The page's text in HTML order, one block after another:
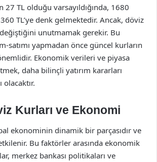
27 TL olduğu varsayıldığında, 1680
TL’ye denk gelmektedir. Ancak, döviz
unutmamak gerekir. Bu
satımı yapmadan önce güncel kurların
Ekonomik verileri ve piyasa
daha bilinçli yatırım kararları
olacaktır.
Kurları ve Ekonomi
ekonominin dinamik bir parçasıdır ve
Bu faktörler arasında ekonomik
merkez bankası politikaları ve